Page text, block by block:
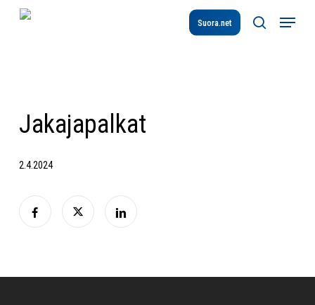
Suora.net
search
Menu
Jakajapalkat
2.4.2024